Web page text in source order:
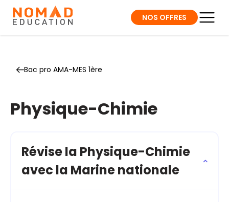
NOS OFFRES
Bac pro AMA-MES 1ère
Physique-Chimie
Révise la Physique-Chimie
avec la Marine nationale